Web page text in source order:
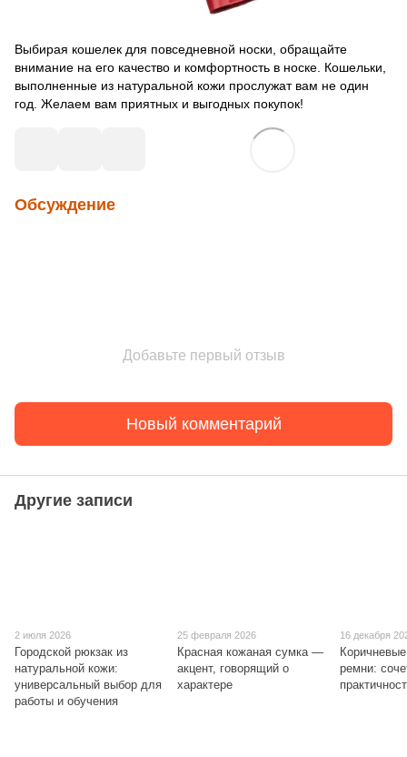
Выбирая кошелек для повседневной носки, обращайте
внимание на его качество и комфортность в носке. Кошельки,
выполненные из натуральной кожи прослужат вам не один
год. Желаем вам приятных и выгодных покупок!
Обсуждение
Добавьте первый отзыв
Новый комментарий
Другие записи
2 июля 2026
Городской рюкзак из
натуральной кожи:
универсальный выбор для
работы и обучения
25 февраля 2026
Красная кожаная сумка —
акцент, говорящий о
характере
16 декабря
ремни: